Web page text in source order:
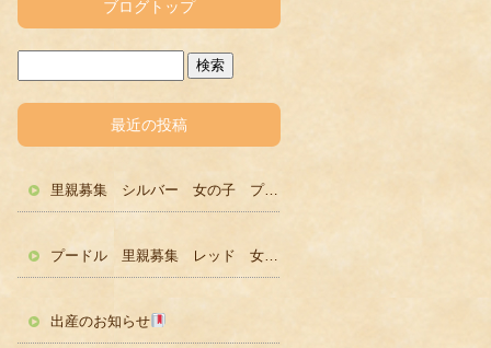
ブログトップ
最近の投稿
里親募集 シルバー 女の子 プードル かわいい
プードル 里親募集 レッド 女の子 かわいい
出産のお知らせ